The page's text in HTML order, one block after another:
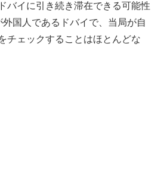
バイに引き続き滞在できる可能性
国人であるドバイで、当局が自
チェックすることはほとんどな